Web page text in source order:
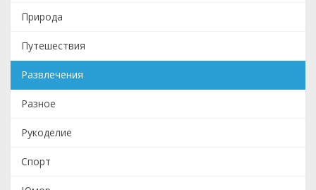
Природа
Путешествия
Развлечения
Разное
Рукоделие
Спорт